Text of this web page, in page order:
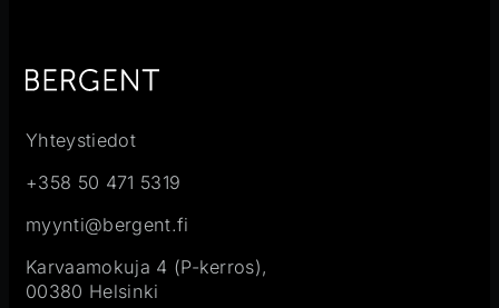
Yhteystiedot
+358 50 471 5319
myynti@bergent.fi
Karvaamokuja 4 (P-kerros),
00380 Helsinki